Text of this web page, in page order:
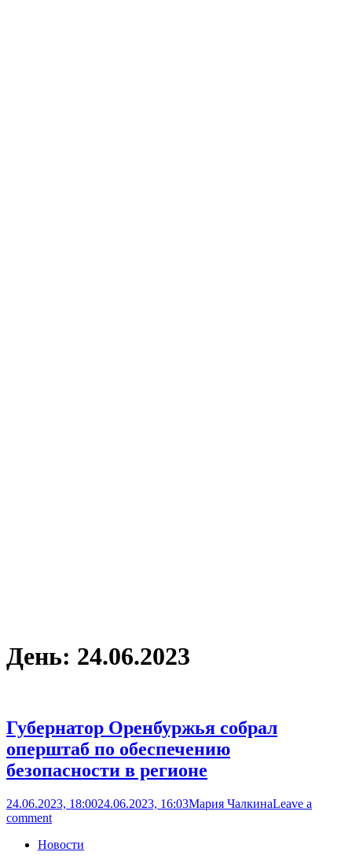
День: 24.06.2023
Губернатор Оренбуржья собрал
оперштаб по обеспечению
безопасности в регионе
24.06.2023, 18:0024.06.2023, 16:03Мария ЧалкинаLeave a
comment
Новости